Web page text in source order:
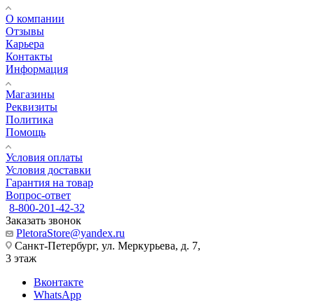
О компании
Отзывы
Карьера
Контакты
Информация
Магазины
Реквизиты
Политика
Помощь
Условия оплаты
Условия доставки
Гарантия на товар
Вопрос-ответ
8-800-201-42-32
Заказать звонок
PletoraStore@yandex.ru
Санкт-Петербург, ул. Меркурьева, д. 7,
3 этаж
Вконтакте
WhatsApp